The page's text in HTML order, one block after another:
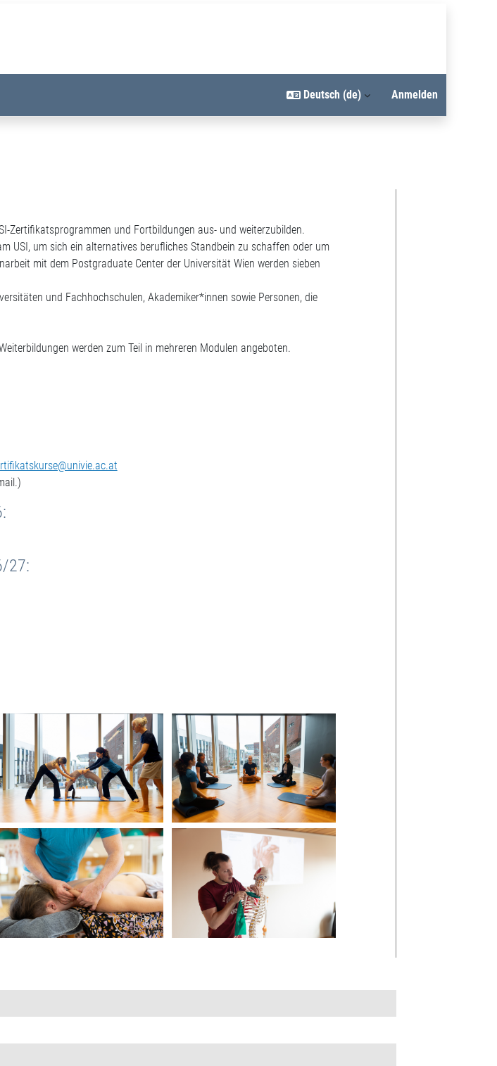
Deutsch ‎(de)‎ Anmelden
Zertifikatsprogrammen und Fortbildungen aus- und weiterzubilden.
USI, um sich ein alternatives berufliches Standbein zu schaffen oder um
mit dem Postgraduate Center der Universität Wien werden sieben
und Fachhochschulen, Akademiker*innen sowie Personen, die
werden zum Teil in mehreren Modulen angeboten.
27: